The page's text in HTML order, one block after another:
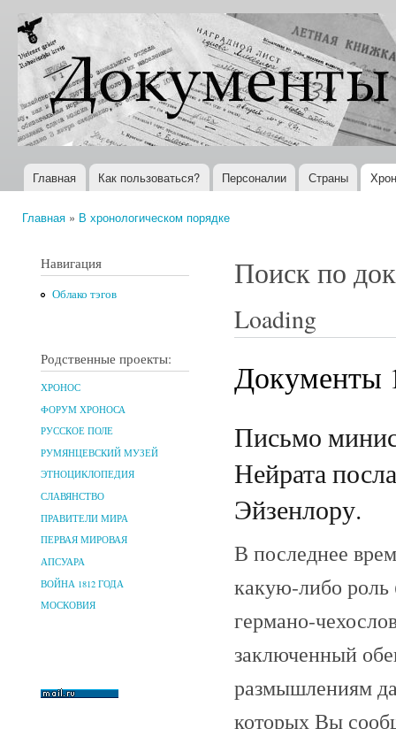
Документы
XX века
Всемирная
история в
Интернете
Главное меню
Главная Как пользоваться? Персоналии Страны
Главная » В хронологическом порядке
Навигация
Облако тэгов
Родственные проекты:
ХРОНОС
ФОРУМ ХРОНОСА
РУССКОЕ ПОЛЕ
РУМЯНЦЕВСКИЙ МУЗЕЙ
ЭТНОЦИКЛОПЕДИЯ
СЛАВЯНСТВО
ПРАВИТЕЛИ МИРА
ПЕРВАЯ МИРОВАЯ
АПСУАРА
ВОЙНА 1812 ГОДА
МОСКОВИЯ
Поиск по
Loading
Документы
Письмо
Нейрата
Эйзенлору.
В последнее
какую-либо
германо-
заключенный
размышлениям
которых Вы